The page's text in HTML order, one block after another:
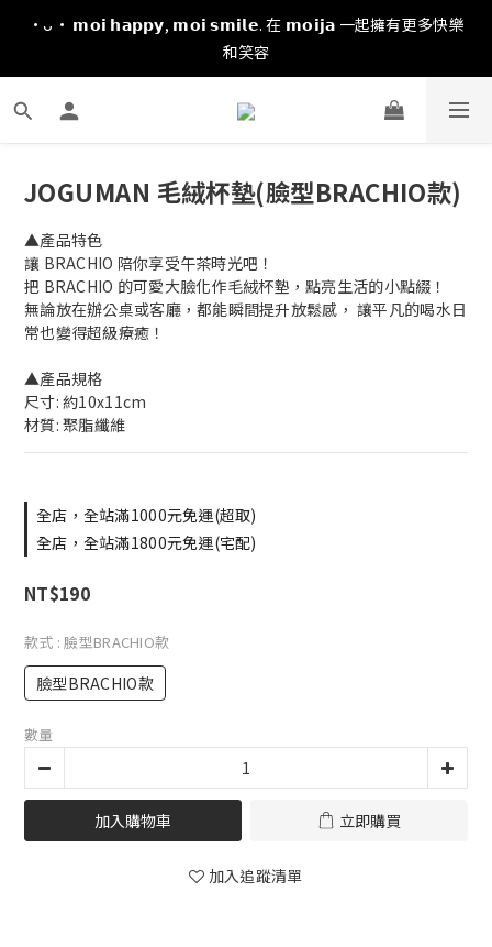
·ᴗ· 𝗺𝗼𝗶 𝗵𝗮𝗽𝗽𝘆, 𝗺𝗼𝗶 𝘀𝗺𝗶𝗹𝗲. 在 𝗺𝗼𝗶𝗷𝗮 一起擁有更多快樂
和笑容
JOGUMAN 毛絨杯墊(臉型BRACHIO款)
▲產品特色
讓 BRACHIO 陪你享受午茶時光吧！
把 BRACHIO 的可愛大臉化作毛絨杯墊，點亮生活的小點綴！
無論放在辦公桌或客廳，都能瞬間提升放鬆感， 讓平凡的喝水日
常也變得超級療癒！
▲產品規格
尺寸: 約10x11cm
材質: 聚脂纖維
全店，全站滿1000元免運(超取)
全店，全站滿1800元免運(宅配)
NT$190
款式 : 臉型BRACHIO款
臉型BRACHIO款
數量
加入購物車 立即購買
加入追蹤清單